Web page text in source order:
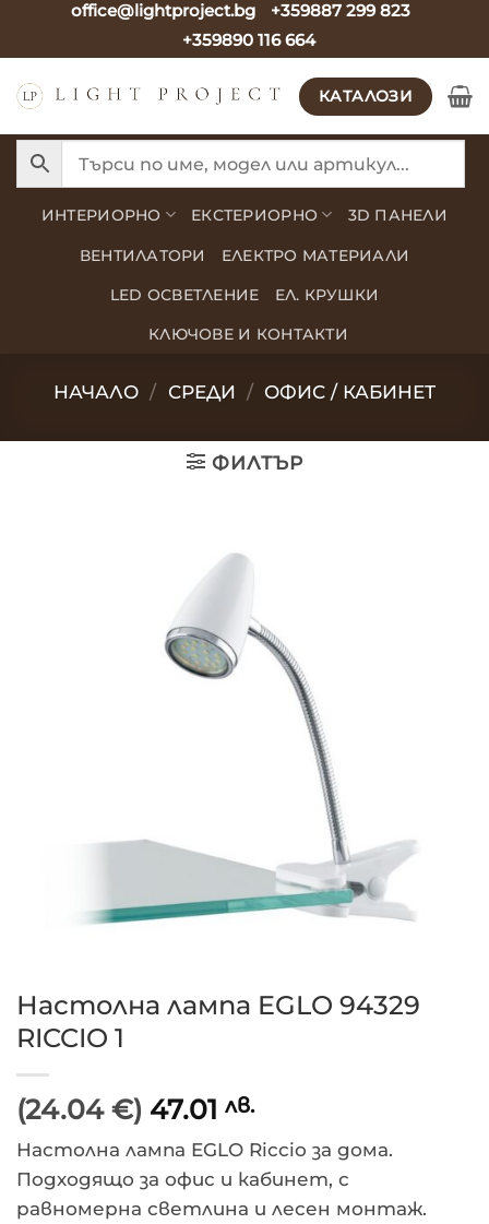
office@lightproject.bg
+359887 299 823
+359890 116 664
КАТАЛОЗИ
ИНТЕРИОРНО ЕКСТЕРИОРНО 3D ПАНЕЛИ
ВЕНТИЛАТОРИ ЕЛЕКТРО МАТЕРИАЛИ
LED ОСВЕТЛЕНИЕ ЕЛ. КРУШКИ
КЛЮЧОВЕ И КОНТАКТИ
НАЧАЛО / СРЕДИ / ОФИС / КАБИНЕТ
ФИЛТЪР
Настолна лампа EGLO 94329
RICCIO 1
(24.04 €) 47.01 лв.
Настолна лампа EGLO Riccio за дома.
Подходящо за офис и кабинет, с
равномерна светлина и лесен монтаж.